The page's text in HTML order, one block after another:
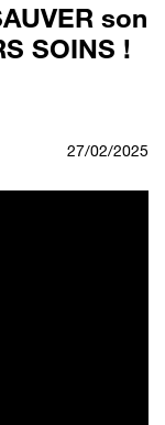
son
SOINS !
27/02/2025